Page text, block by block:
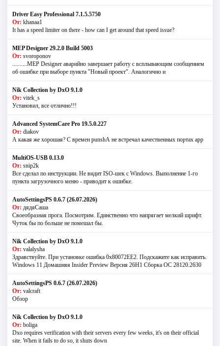
Driver Easy Professional 7.1.5.5750
От: khanaa1
It has a speed limiter on there - how can I get around that speed issue?
MEP Designer 29.2.0 Build 5003
От: svoroponov
..........MEP Designer аварийно завершает работу с всплывающим сообщением
об ошибке при выборе пункта "Новый проект". Аналогично и
Nik Collection by DxO 9.1.0
От: vitek_s
Установил, все отлично!!!
Advanced SystemCare Pro 19.5.0.227
От: diakov
А какая же хорошая? С времен punshА не встречал качественных портах app
MultiOS-USB 0.13.0
От: snip2k
Все сделал по инструкции. Не видит ISO-шек с Windows. Выполнение 1-го
пункта загрузочного меню - приводит к ошибке.
AutoSettingsPS 0.6.7 (26.07.2026)
От: дядяСаша
Своеобразная прога. Посмотрим. Единственно что напрягает мелкий шрифт.
Чуток бы по больше не помешал бы.
Nik Collection by DxO 9.1.0
От: valalysha
Здравствуйте. При установке ошибка 0х80072EE2. Подскажите как исправить.
Windows 11 Домашняя Insider Preview Версия 26H1 Сборка ОС 28120.2630
AutoSettingsPS 0.6.7 (26.07.2026)
От: valcraft
Обзор
Nik Collection by DxO 9.1.0
От: boliga
Dxo requires verification with their servers every few weeks, it's on their official
site. When it fails to do so, it shuts down